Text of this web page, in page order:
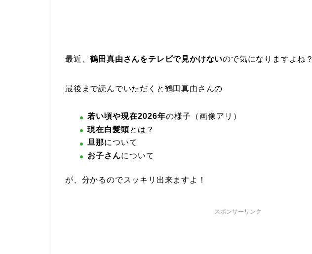
最近、鶴田真由さんをテレビで見かけないので気になりますよね？
最後まで読んでいただくと鶴田真由さんの
若い頃や現在2026年の様子（画像アリ）
現在白髪頭とは？
旦那について
お子さんについて
が、分かるのでスッキリ出来ますよ！
スポンサーリンク